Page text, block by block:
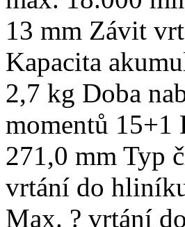
13 mm Závit
Kapacita
2,7 kg Doba
momentů 15+1
271,0 mm Typ
vrtání do
Max. ? vrtání